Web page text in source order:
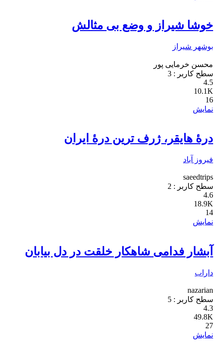
خوشا شیراز و وضع بی مثالش
بوشهر شیراز
محسن خرمایی پور
سطح کاربر : 3
4.5
10.1K
16
نمایش
درۀ هایقر، ژرف ترین درۀ ایران
فیروز آباد
saeedtrips
سطح کاربر : 2
4.6
18.9K
14
نمایش
آبشار فدامی شاهکار خلقت در دل بیابان
داراب
nazarian
سطح کاربر : 5
4.3
49.8K
27
نمایش